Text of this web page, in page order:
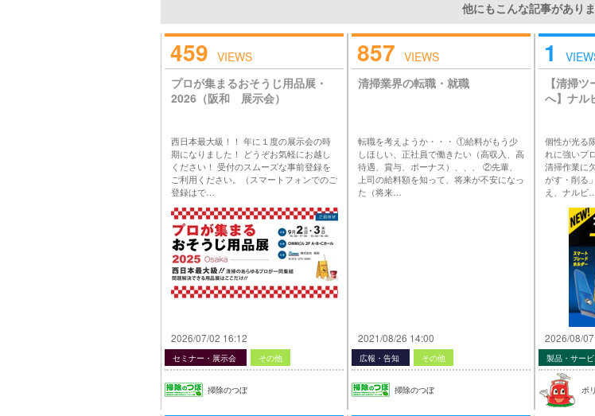
他にもこんな記事があり
459 VIEWS
プロが集まるおそうじ用品展・
2026（阪和 展示会）
西日本最大級！！ 年に１度の展示会の時
期になりました！ どうぞお気軽にお越し
ください！ 受付のスムーズな事前登録を
ご利用ください。（スマートフォンでのご
登録はで…
2026/07/02 16:12
セミナー・展示会 その他
掃除のつぼ
857 VIEWS
清掃業界の転職・就職
転職を考えようか・・・ ①給料がもう少
しほしい、正社員で働きたい（高収入、高
待遇、賞与、ボーナス）、、、 ②先輩、
上司の給料額を知って、将来が不安になっ
た（将来…
2021/08/26 14:00
広報・告知 その他
掃除のつぼ
1
【清掃
へ】ナル
個性が光る
れに強いプ
清掃作業に
がす・削る
え、ナルビ…
2026/08/
製品・サービ
ポ